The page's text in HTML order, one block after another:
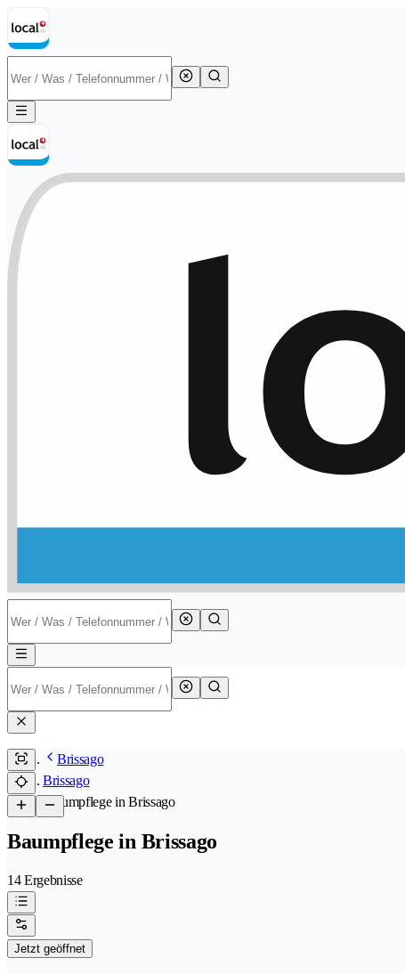
Brissago
Brissago
/Baumpflege in Brissago
Baumpflege in Brissago
14 Ergebnisse
Jetzt geöffnet